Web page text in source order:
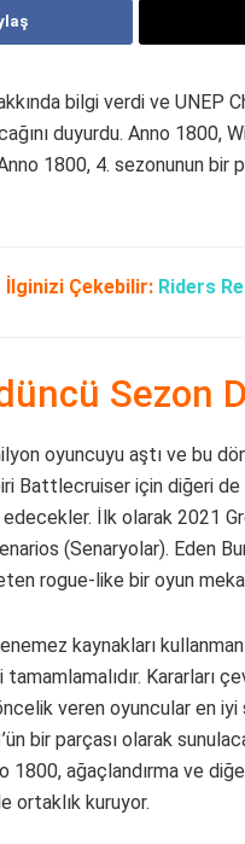
bilgi verdi ve UNEP
duyurdu. Anno
1800, 4. sezonunun bir
İlginizi Çekebilir: Riders
Sezon
oyuncuyu aştı ve bu
Battlecruiser için diğeri
İlk olarak 2021
(Senaryolar). Eden
rogue-like bir oyun
kaynakları
Kararları
veren oyuncular en iyi
bir parçası olarak
1800, ağaçlandırma ve
ortaklık kuruyor.